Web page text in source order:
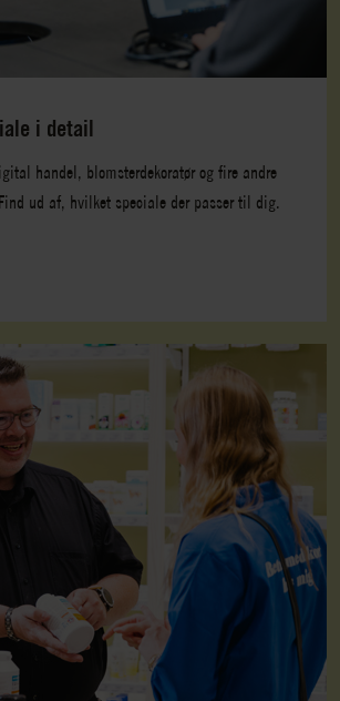
i detail
handel, blomsterdekoratør og fire andre
ud af, hvilket speciale der passer til dig.